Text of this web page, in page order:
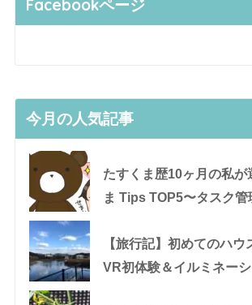
Facebookページ
今月の人気記事
たすくま歴10ヶ月の私が
ま Tips TOP5〜タスク
【旅行記】初めてのハウ
VR初体験＆イルミネー